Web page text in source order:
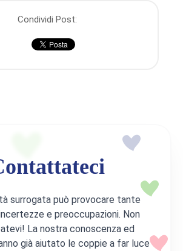
Condividi Post:
surrogata può provocare tante
e preoccupazioni. Non
La nostra conoscenza ed
già aiutato le coppie a far luce